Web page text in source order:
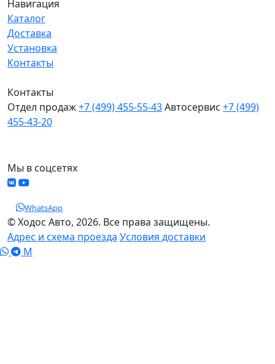
Навигация
Каталог
Доставка
Установка
Контакты
Контакты
Отдел продаж+7 (499) 455-55-43Автосервис +7 (499)
455-43-20
Мы в соцсетях
WhatsApp
© Ходос Авто, 2026. Все права защищены.
Адрес и схема проезда Условия доставки
M